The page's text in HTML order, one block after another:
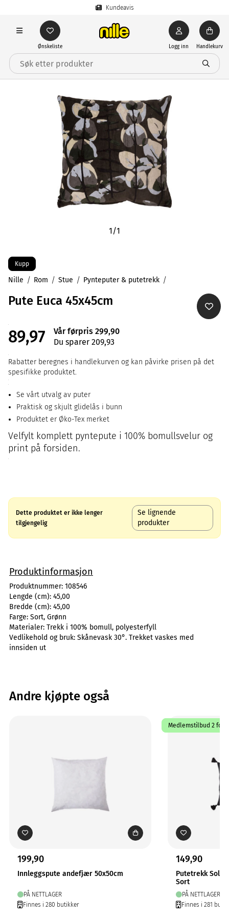
Kundeavis
Ønskeliste Logg inn Handlekurv
1/1
Kupp
Nille Rom Stue Pynteputer & putetrekk
Pute Euca 45x45cm
89,97
Vår førpris 299,90
Du sparer 209,93
Rabatter beregnes i handlekurven og kan påvirke prisen på det
spesifikke produktet.
Se vårt utvalg av puter
Praktisk og skjult glidelås i bunn
Produktet er Øko-Tex merket
Velfylt komplett pyntepute i 100% bomullsvelur og
print på forsiden.
Dette produktet er ikke lenger
tilgjengelig
Se lignende
produkter
Produktinformasjon
Produktnummer: 108546
Lengde (cm): 45,00
Bredde (cm): 45,00
Farge: Sort, Grønn
Materialer: Trekk i 100% bomull, polyesterfyll
Vedlikehold og bruk: Skånevask 30°. Trekket vaskes med
innsiden ut
Andre kjøpte også
199,90
Innleggspute andefjær 50x50cm
PÅ NETTLAGER
Finnes i 280 butikker
Medlemstilbud 2 for 1
149,90
Putetrekk Solo
Sort
PÅ NETTLAGER
Finnes i 281